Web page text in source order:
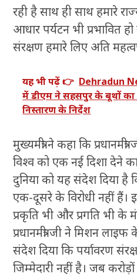
रही है साथ ही साथ हमारे
आधार पर्यटन भी प्रभावित
संरक्षण हमारे लिए अति
यह भी पढ़ें 👉 Dehradun
में डीएम ने सहसपुर के बूथों का
निस्तारण के निर्देश
मुख्यमंत्री ने कहा कि
विश्व को एक नई दिशा देने
दुनिया को यह संदेश दिया है
एक-दूसरे के विरोधी नहीं हैं।
प्रकृति भी और प्रगति भी के
प्रधानमंत्री जी ने मिशन
संदेश दिया कि पर्यावरण
जिम्मेदारी नहीं है। जब